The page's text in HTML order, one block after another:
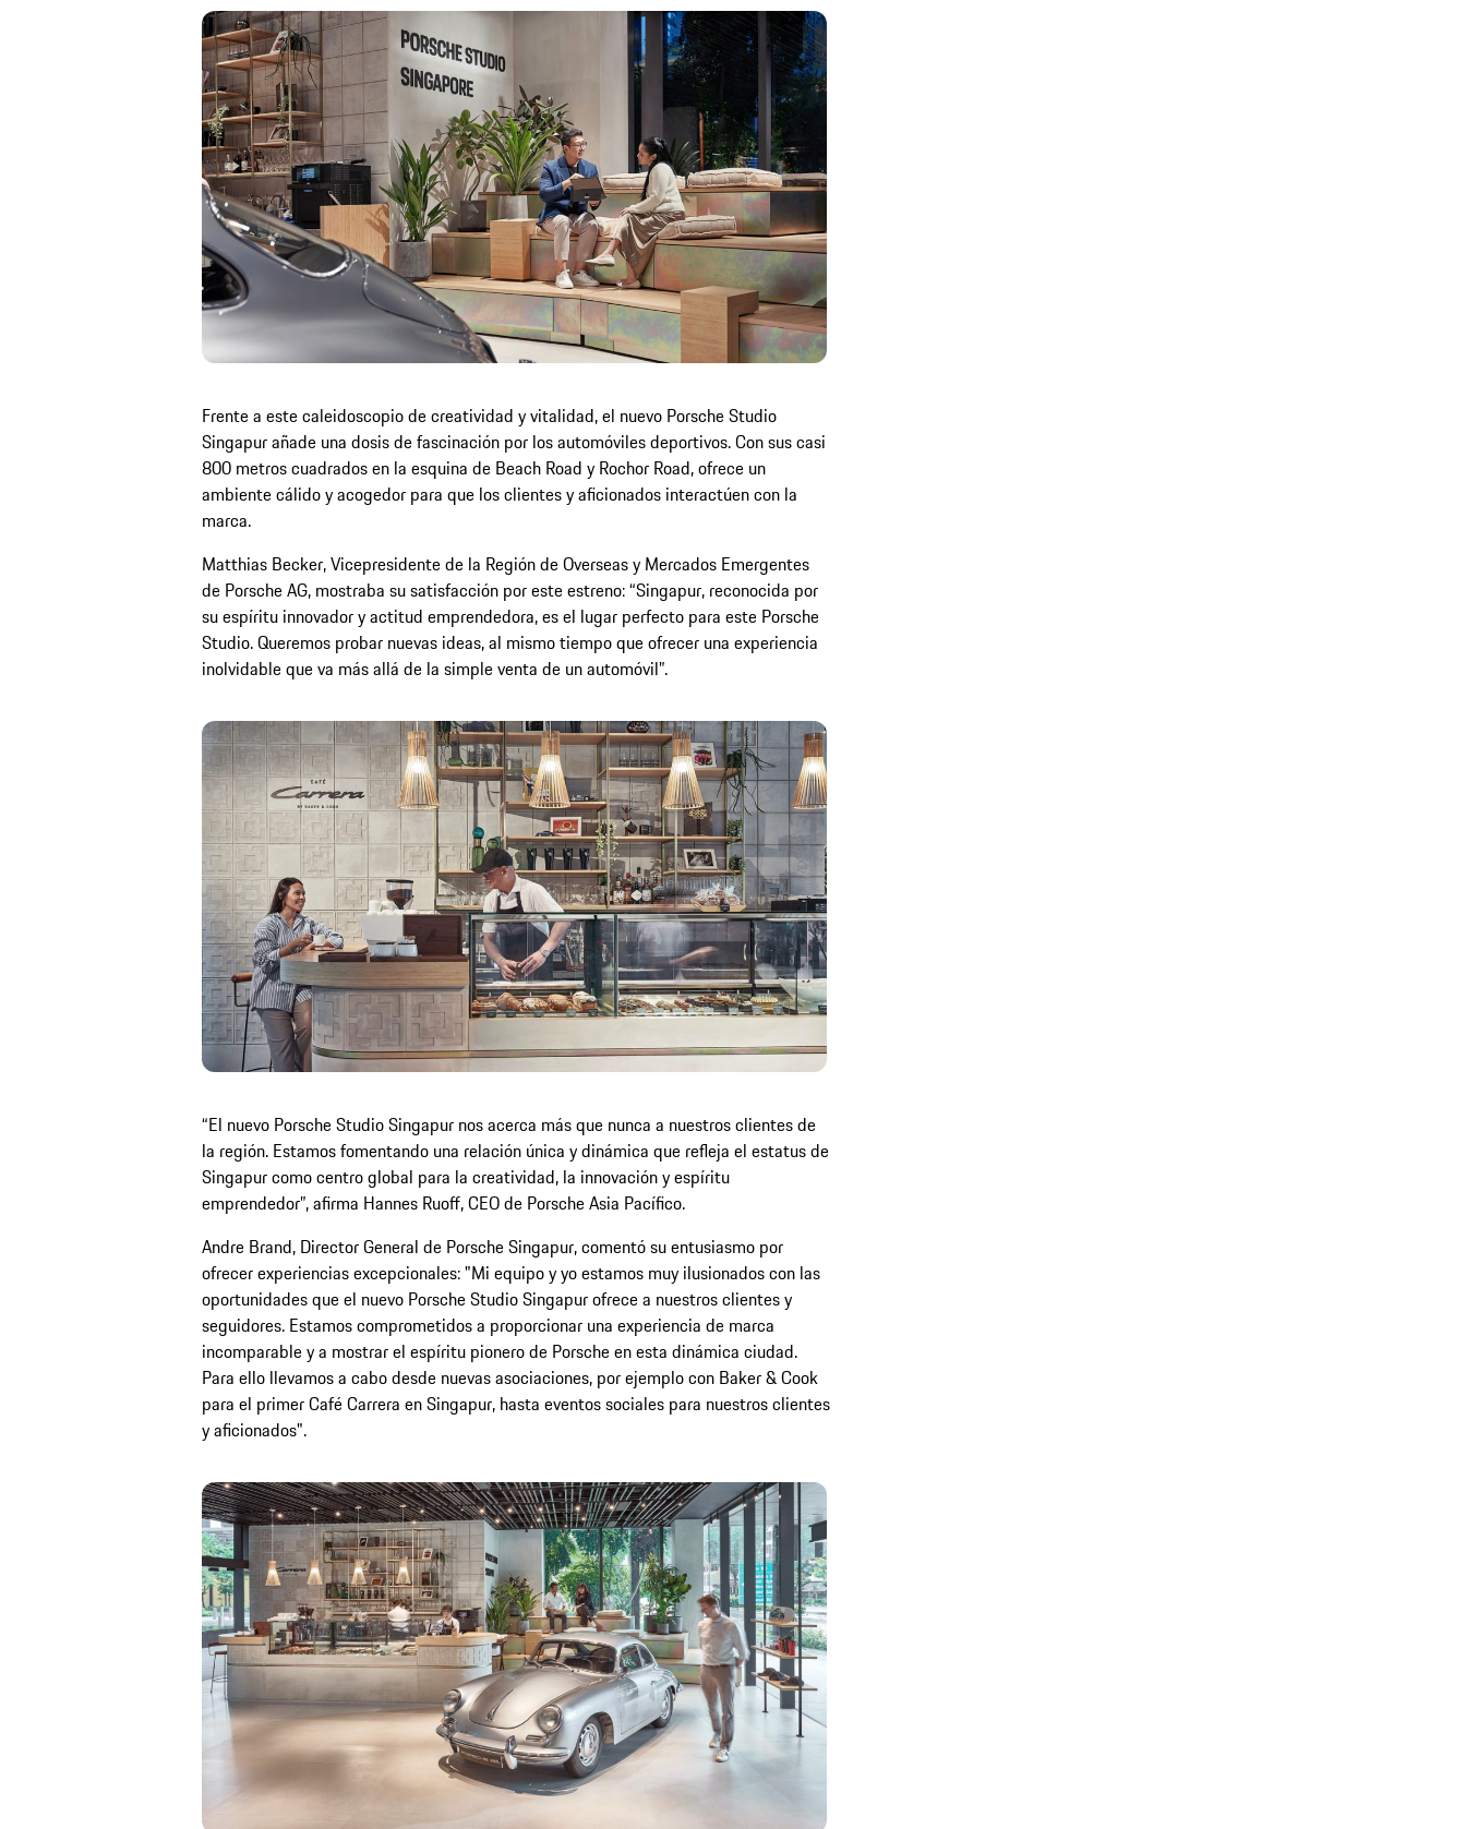
Frente a este caleidoscopio de creatividad y vitalidad, el nuevo Porsche Studio
Singapur añade una dosis de fascinación por los automóviles deportivos. Con sus casi
800 metros cuadrados en la esquina de Beach Road y Rochor Road, ofrece un
ambiente cálido y acogedor para que los clientes y aficionados interactúen con la
marca.
Matthias Becker, Vicepresidente de la Región de Overseas y Mercados Emergentes
de Porsche AG, mostraba su satisfacción por este estreno: “Singapur, reconocida por
su espíritu innovador y actitud emprendedora, es el lugar perfecto para este Porsche
Studio. Queremos probar nuevas ideas, al mismo tiempo que ofrecer una experiencia
inolvidable que va más allá de la simple venta de un automóvil”.
“El nuevo Porsche Studio Singapur nos acerca más que nunca a nuestros clientes de
la región. Estamos fomentando una relación única y dinámica que refleja el estatus de
Singapur como centro global para la creatividad, la innovación y espíritu
emprendedor”, afirma Hannes Ruoff, CEO de Porsche Asia Pacífico.
Andre Brand, Director General de Porsche Singapur, comentó su entusiasmo por
ofrecer experiencias excepcionales: "Mi equipo y yo estamos muy ilusionados con las
oportunidades que el nuevo Porsche Studio Singapur ofrece a nuestros clientes y
seguidores. Estamos comprometidos a proporcionar una experiencia de marca
incomparable y a mostrar el espíritu pionero de Porsche en esta dinámica ciudad.
Para ello llevamos a cabo desde nuevas asociaciones, por ejemplo con Baker & Cook
para el primer Café Carrera en Singapur, hasta eventos sociales para nuestros clientes
y aficionados".